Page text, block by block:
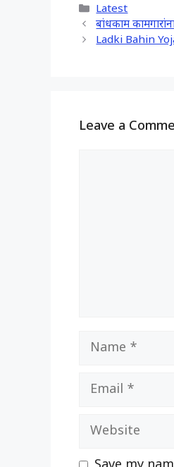
e
b
t
s
e
g
Categories
Latest
बांधकाम
Ladki Bahin
Leave a
Name
Email
Website